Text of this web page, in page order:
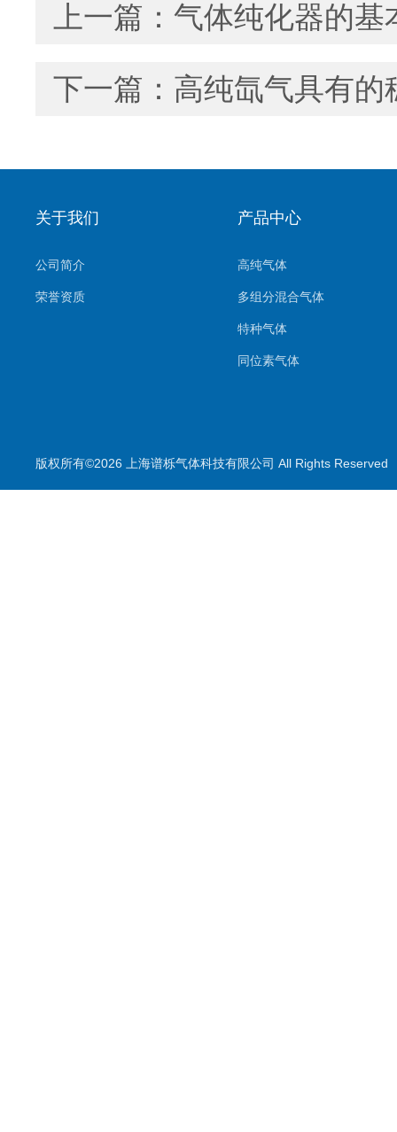
上一篇： 气体纯化器的基
下一篇： 高纯氙气具有的
关于我们
公司简介
荣誉资质
产品中心
高纯气体
多组分混合气体
特种气体
同位素气体
耗材配件
傅利叶变换红外光谱分析仪
版权所有©2026 上海谱栎气体科技有限公司 All Rights